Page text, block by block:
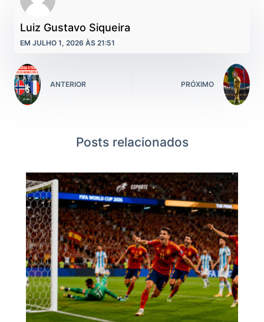
Luiz Gustavo Siqueira
EM JULHO 1, 2026 ÀS 21:51
ANTERIOR PRÓXIMO
Posts relacionados